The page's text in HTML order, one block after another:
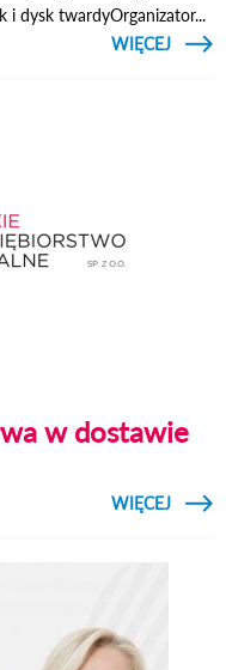
i dysk twardyOrganizator...
CZYTAJ
WIĘCEJ
w dostawie
CZYTAJ
WIĘCEJ